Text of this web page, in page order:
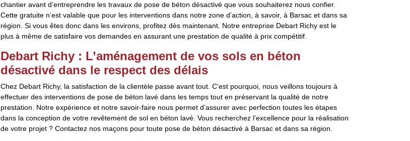
chantier avant d’entreprendre les travaux de pose de béton désactivé que vous souhaiterez nous confier.
Cette gratuite n’est valable que pour les interventions dans notre zone d’action, à savoir, à Barsac et dans sa
région. Si vous êtes donc dans les environs, profitez dès maintenant. Notre entreprise Debart Richy est le
plus à même de satisfaire vos demandes en assurant une prestation de qualité à prix compétitif.
Debart Richy : L’aménagement de vos sols en béton
désactivé dans le respect des délais
Chez Debart Richy, la satisfaction de la clientèle passe avant tout. C’est pourquoi, nous veillons toujours à
effectuer des interventions de pose de béton lavé dans les temps tout en préservant la qualité de notre
prestation. Notre expérience et notre savoir-faire nous permet d’assurer avec perfection toutes les étapes
dans la conception de votre revêtement de sol en béton lavé. Vous recherchez l’excellence pour la réalisation
de votre projet ? Contactez nos maçons pour toute pose de béton désactivé à Barsac et dans sa région.